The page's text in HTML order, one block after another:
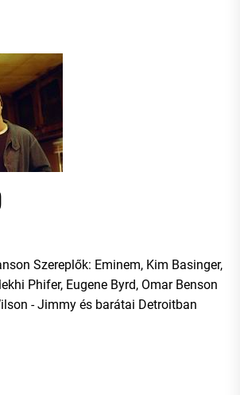
Szereplők: Eminem, Kim Basinger,
Phifer, Eugene Byrd, Omar Benson
- Jimmy és barátai Detroitban